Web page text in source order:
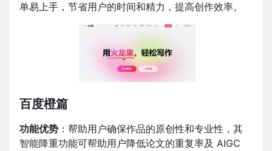
单易上手，节省用户的时间和精力，提高创作效率。
百度橙篇
功能优势 ：帮助用户确保作品的原创性和专业性，其
智能降重功能可帮助用户降低论文的重复率及 AIGC